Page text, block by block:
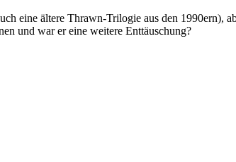
eine ältere Thrawn-Trilogie aus den 1990ern),
und war er eine weitere Enttäuschung?